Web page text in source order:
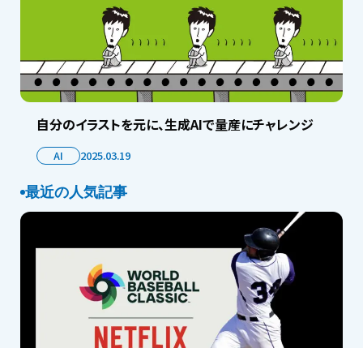
自分のイラストを元に、生成AIで量産にチャレンジ
AI 2025.03.19
最近の人気記事